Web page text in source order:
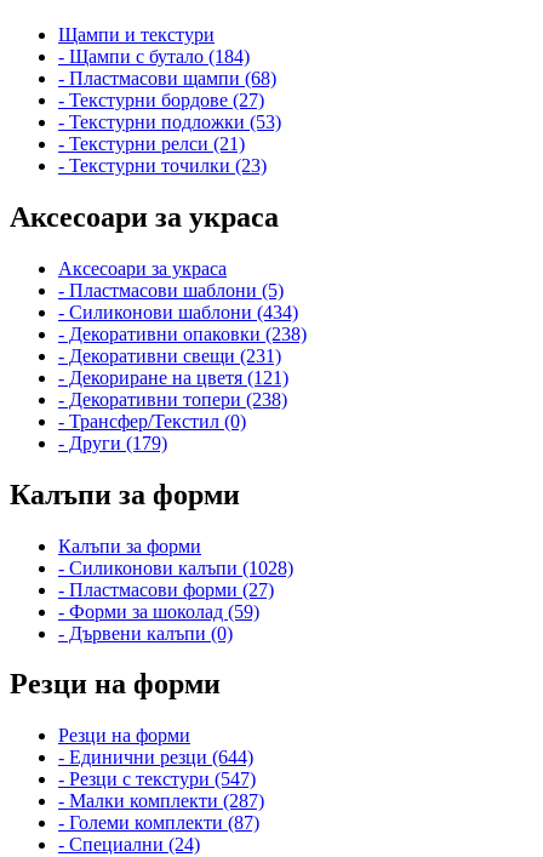
Щампи и текстури
- Щампи с бутало (184)
- Пластмасови щампи (68)
- Текстурни бордове (27)
- Текстурни подложки (53)
- Текстурни релси (21)
- Текстурни точилки (23)
Аксесоари за украса
Аксесоари за украса
- Пластмасови шаблони (5)
- Силиконови шаблони (434)
- Декоративни опаковки (238)
- Декоративни свещи (231)
- Декориране на цветя (121)
- Декоративни топери (238)
- Трансфер/Текстил (0)
- Други (179)
Калъпи за форми
Калъпи за форми
- Силиконови калъпи (1028)
- Пластмасови форми (27)
- Форми за шоколад (59)
- Дървени калъпи (0)
Резци на форми
Резци на форми
- Единични резци (644)
- Резци с текстури (547)
- Малки комплекти (287)
- Големи комплекти (87)
- Специални (24)